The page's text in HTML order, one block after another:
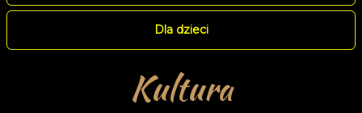
Dla dzieci
Kultura